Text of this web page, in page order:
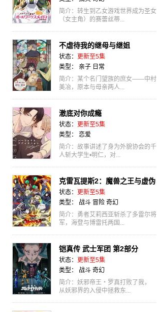
简介：转生到乙女游戏世界成为圣女
（女主角）的赛蕾丝蒂...
不虐待我的继母与继姐
状态： 更新至5集
类型： 亲子 日常
简介：某个名门望族的庶女——中村
美冶，原本与母亲两人...
澈底对你成瘾
状态： 更新至5集
类型： 恋爱
简介：故事讲述了身为外貌协会的千
人斩大学生•明仁，对...
克雷瓦提斯2：魔兽之王与虚伪
的勇者传承
状态： 更新至5集
类型： 战斗 冒险 奇幻
简介：勇者艾莉西亚斩杀了多雷尔将
军，海登与博雷托两国...
铠真传 武士军团 第2部分
状态： 更新至5集
类型： 战斗 奇幻
简介：妖邪帝王・罗真打败了我，
从妖邪界的入侵中拯救东...